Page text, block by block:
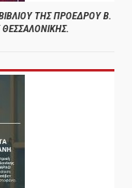
ΤΗΣ ΠΡΟΕΔΡΟΥ Β.